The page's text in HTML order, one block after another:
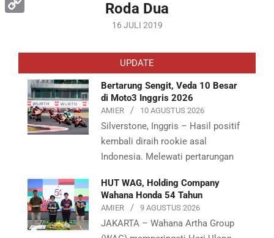
Roda Dua
16
16 JULI 2019
UPDATE
Bertarung Sengit, Veda 10 Besar
di Moto3 Inggris 2026
AMIER 10 AGUSTUS 2026
Silverstone, Inggris – Hasil positif
kembali diraih rookie asal
Indonesia. Melewati pertarungan
HUT WAG, Holding Company
Wahana Honda 54 Tahun
AMIER 9 AGUSTUS 2026
JAKARTA – Wahana Artha Group